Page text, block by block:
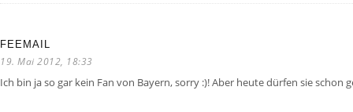
FEEMAIL
19. Mai 2012, 18:33
Ich bin ja so gar kein Fan von Bayern, sorry :)! Aber heute dürfen sie schon